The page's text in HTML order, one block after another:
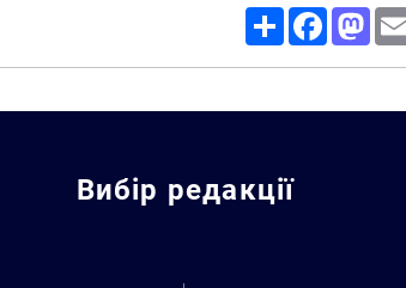
Share Facebook
Вибір редакції